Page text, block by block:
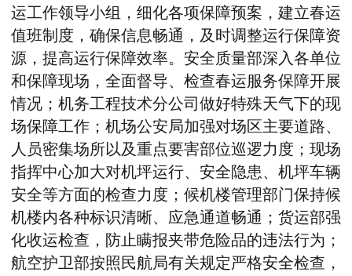
运工作领导小组，细化各项保障预案，建立春运
值班制度，确保信息畅通，及时调整运行保障资
源，提高运行保障效率。安全质量部深入各单位
和保障现场，全面督导、检查春运服务保障开展
情况；机务工程技术分公司做好特殊天气下的现
场保障工作；机场公安局加强对场区主要道路、
人员密集场所以及重点要害部位巡逻力度；现场
指挥中心加大对机坪运行、安全隐患、机坪车辆
安全等方面的检查力度；候机楼管理部门保持候
机楼内各种标识清晰、应急通道畅通；货运部强
化收运检查，防止瞒报夹带危险品的违法行为；
航空护卫部按照民航局有关规定严格安全检查，